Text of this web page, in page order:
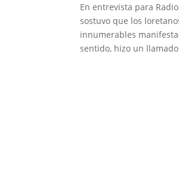
En entrevista para
sostuvo que los
innumerables
sentido, hizo un